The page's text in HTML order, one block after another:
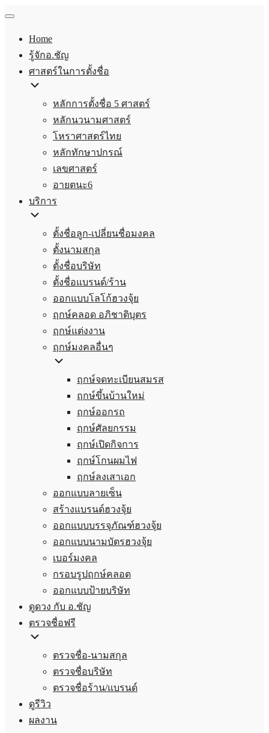
Home
รู้จักอ.ชัญ
ศาสตร์ในการตั้งชื่อ
หลักการตั้งชื่อ 5 ศาสตร์
หลักนวนามศาสตร์
โหราศาสตร์ไทย
หลักทักษาปกรณ์
เลขศาสตร์
อายตนะ6
บริการ
ตั้งชื่อลูก-เปลี่ยนชื่อมงคล
ตั้งนามสกุล
ตั้งชื่อบริษัท
ตั้งชื่อแบรนด์/ร้าน
ออกแบบโลโก้ฮวงจุ้ย
ฤกษ์คลอด อภิชาติบุตร
ฤกษ์แต่งงาน
ฤกษ์มงคลอื่นๆ
ฤกษ์จดทะเบียนสมรส
ฤกษ์ขึ้นบ้านใหม่
ฤกษ์ออกรถ
ฤกษ์ศัลยกรรม
ฤกษ์เปิดกิจการ
ฤกษ์โกนผมไฟ
ฤกษ์ลงเสาเอก
ออกแบบลายเซ็น
สร้างแบรนด์ฮวงจุ้ย
ออกแบบบรรจุภัณฑ์ฮวงจุ้ย
ออกแบบนามบัตรฮวงจุ้ย
เบอร์มงคล
กรอบรูปฤกษ์คลอด
ออกแบบป้ายบริษัท
ดูดวง กับ อ.ชัญ
ตรวจชื่อฟรี
ตรวจชื่อ-นามสกุล
ตรวจชื่อบริษัท
ตรวจชื่อร้าน/แบรนด์
ดูรีวิว
ผลงาน